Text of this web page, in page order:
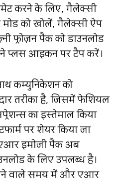
करने के लिए, गैलेक्सी
को खोलें, गैलेक्सी ऐप
फ्रोज़न पैक को डाउनलोड
प्लस आइकन पर टैप करें।
कम्युनिकेशन को
तरीका है, जिसमें फेशियल
का इस्तेमाल किया
पर शेयर किया जा
एआर इमोजी पैक अब
के लिए उपलब्ध है।
वाले समय में और एआर